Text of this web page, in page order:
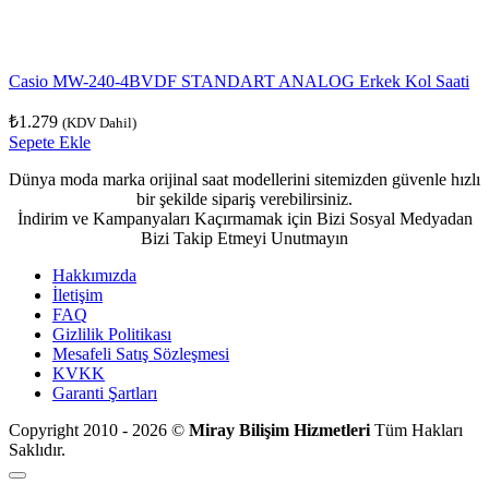
Casio MW-240-4BVDF STANDART ANALOG Erkek Kol Saati
₺1.279 (KDV Dahil)
Sepete Ekle
Dünya moda marka orijinal saat modellerini sitemizden güvenle hızlı
bir şekilde sipariş verebilirsiniz.
İndirim ve Kampanyaları Kaçırmamak için Bizi Sosyal Medyadan
Bizi Takip Etmeyi Unutmayın
Hakkımızda
İletişim
FAQ
Gizlilik Politikası
Mesafeli Satış Sözleşmesi
KVKK
Garanti Şartları
Copyright 2010 - 2026 © Miray Bilişim Hizmetleri Tüm Hakları
Saklıdır.